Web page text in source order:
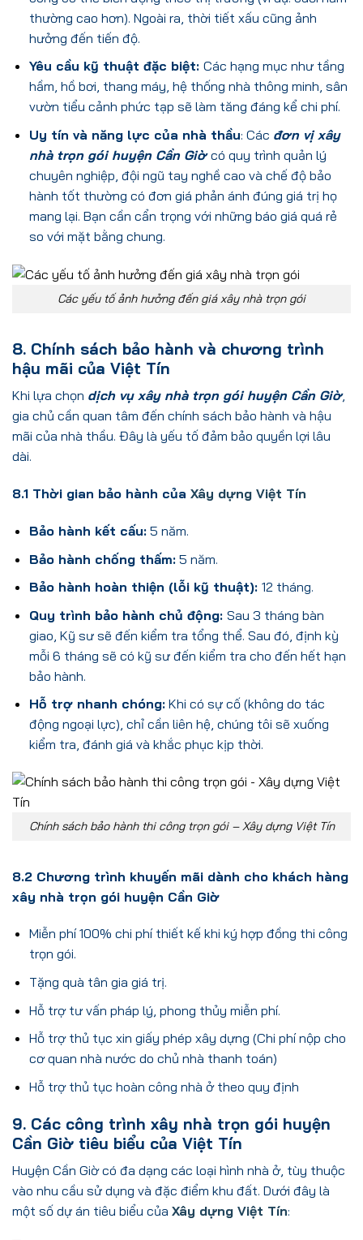
thường cao hơn). Ngoài ra, thời tiết xấu cũng ảnh
hưởng đến tiến độ.
Yêu cầu kỹ thuật đặc biệt: Các hạng mục như tầng
hầm, hồ bơi, thang máy, hệ thống nhà thông minh, sân
vườn tiểu cảnh phức tạp sẽ làm tăng đáng kể chi phí.
Uy tín và năng lực của nhà thầu: Các đơn vị xây
nhà trọn gói huyện Cần Giờcó quy trình quản lý
chuyên nghiệp, đội ngũ tay nghề cao và chế độ bảo
hành tốt thường có đơn giá phản ánh đúng giá trị họ
mang lại. Bạn cần cẩn trọng với những báo giá quá rẻ
so với mặt bằng chung.
Các yếu tố ảnh hưởng đến giá xây nhà trọn gói
8. Chính sách bảo hành và chương trình
hậu mãi của Việt Tín
Khi lựa chọn dịch vụ xây nhà trọn gói huyện Cần Giờ,
gia chủ cần quan tâm đến chính sách bảo hành và hậu
mãi của nhà thầu. Đây là yếu tố đảm bảo quyền lợi lâu
dài.
8.1 Thời gian bảo hành của Xây dựng Việt Tín
Bảo hành kết cấu:5 năm.
Bảo hành chống thấm:5 năm.
Bảo hành hoàn thiện (lỗi kỹ thuật): 12 tháng.
Quy trình bảo hành chủ động: Sau 3 tháng bàn
giao, Kỹ sư sẽ đến kiểm tra tổng thể. Sau đó, định kỳ
mỗi 6 tháng sẽ có kỹ sư đến kiểm tra cho đến hết hạn
bảo hành.
Hỗ trợ nhanh chóng:Khi có sự cố (không do tác
động ngoại lực), chỉ cần liên hệ, chúng tôi sẽ xuống
kiểm tra, đánh giá và khắc phục kịp thời.
Chính sách bảo hành thi công trọn gói – Xây dựng Việt Tín
8.2 Chương trình khuyến mãi dành cho khách hàng
xây nhà trọn gói huyện Cần Giờ
Miễn phí 100% chi phí thiết kế khi ký hợp đồng thi công
trọn gói.
Tặng quà tân gia giá trị.
Hỗ trợ tư vấn pháp lý, phong thủy miễn phí.
Hỗ trợ thủ tục xin giấy phép xây dựng (Chi phí nộp cho
cơ quan nhà nước do chủ nhà thanh toán)
Hỗ trợ thủ tục hoàn công nhà ở theo quy định
9. Các công trình xây nhà trọn gói huyện
Cần Giờ tiêu biểu của Việt Tín
Huyện Cần Giờ có đa dạng các loại hình nhà ở, tùy thuộc
vào nhu cầu sử dụng và đặc điểm khu đất. Dưới đây là
một số dự án tiêu biểu của Xây dựng Việt Tín: